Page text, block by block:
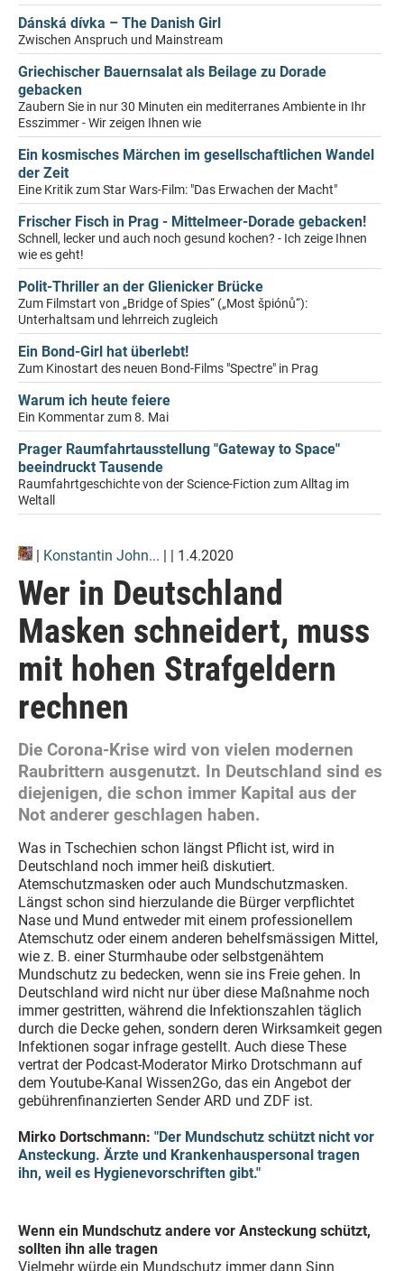
Dánská dívka – The Danish Girl
Zwischen Anspruch und Mainstream
Griechischer Bauernsalat als Beilage zu Dorade
gebacken
Zaubern Sie in nur 30 Minuten ein mediterranes Ambiente in Ihr
Esszimmer - Wir zeigen Ihnen wie
Ein kosmisches Märchen im gesellschaftlichen Wandel
der Zeit
Eine Kritik zum Star Wars-Film: "Das Erwachen der Macht"
Frischer Fisch in Prag - Mittelmeer-Dorade gebacken!
Schnell, lecker und auch noch gesund kochen? - Ich zeige Ihnen
wie es geht!
Polit-Thriller an der Glienicker Brücke
Zum Filmstart von „Bridge of Spies“ („Most špiónů“):
Unterhaltsam und lehrreich zugleich
Ein Bond-Girl hat überlebt!
Zum Kinostart des neuen Bond-Films "Spectre" in Prag
Warum ich heute feiere
Ein Kommentar zum 8. Mai
Prager Raumfahrtausstellung "Gateway to Space"
beeindruckt Tausende
Raumfahrtgeschichte von der Science-Fiction zum Alltag im
Weltall
| Konstantin John... | | 1.4.2020
Wer in Deutschland
Masken schneidert, muss
mit hohen Strafgeldern
rechnen
Die Corona-Krise wird von vielen modernen
Raubrittern ausgenutzt. In Deutschland sind es
diejenigen, die schon immer Kapital aus der
Not anderer geschlagen haben.
Was in Tschechien schon längst Pflicht ist, wird in
Deutschland noch immer heiß diskutiert.
Atemschutzmasken oder auch Mundschutzmasken.
Längst schon sind hierzulande die Bürger verpflichtet
Nase und Mund entweder mit einem professionellem
Atemschutz oder einem anderen behelfsmässigen Mittel,
wie z. B. einer Sturmhaube oder selbstgenähtem
Mundschutz zu bedecken, wenn sie ins Freie gehen. In
Deutschland wird nicht nur über diese Maßnahme noch
immer gestritten, während die Infektionszahlen täglich
durch die Decke gehen, sondern deren Wirksamkeit gegen
Infektionen sogar infrage gestellt. Auch diese These
vertrat der Podcast-Moderator Mirko Drotschmann auf
dem Youtube-Kanal Wissen2Go, das ein Angebot der
gebührenfinanzierten Sender ARD und ZDF ist.
Mirko Dortschmann: "Der Mundschutz schützt nicht vor
Ansteckung. Ärzte und Krankenhauspersonal tragen
ihn, weil es Hygienevorschriften gibt."
Wenn ein Mundschutz andere vor Ansteckung schützt,
sollten ihn alle tragen
Vielmehr würde ein Mundschutz immer dann Sinn